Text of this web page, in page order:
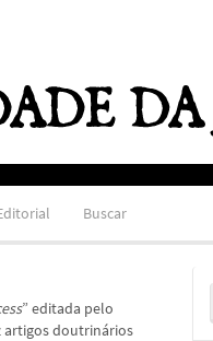
Buscar
” editada pelo
artigos doutrinários